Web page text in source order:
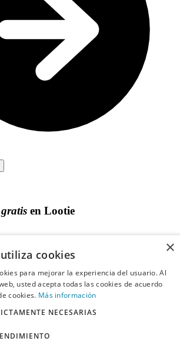
gratis en Lootie
×
cookies
para mejorar la experiencia del usuario. Al
usted acepta todas las cookies de acuerdo
cookies. Más información
NECESARIAS